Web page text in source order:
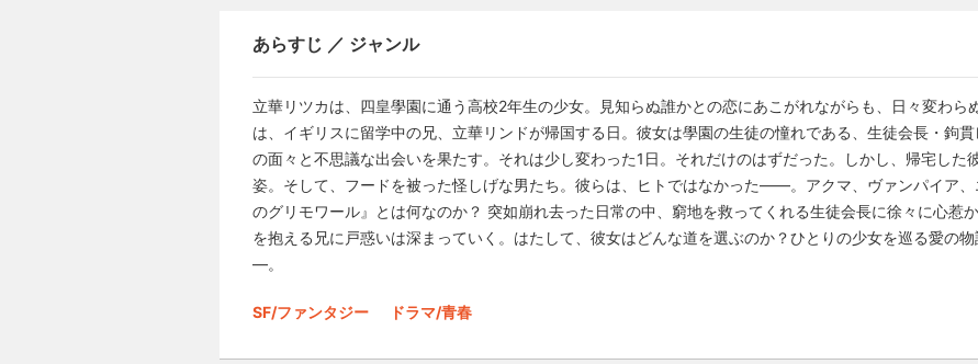
あらすじ ／ ジャンル
立華リツカは、四皇學園に通う高校2年生の少女。見知らぬ誰かとの恋にあこがれながらも、日々変わら
は、イギリスに留学中の兄、立華リンドが帰国する日。彼女は學園の生徒の憧れである、生徒会長・鉤
の面々と不思議な出会いを果たす。それは少し変わった1日。それだけのはずだった。しかし、帰宅した
姿。そして、フードを被った怪しげな男たち。彼らは、ヒトではなかった――。アクマ、ヴァンパイア
のグリモワール』とは何なのか？ 突如崩れ去った日常の中、窮地を救ってくれる生徒会長に徐々に心惹
を抱える兄に戸惑いは深まっていく。はたして、彼女はどんな道を選ぶのか？ひとりの少女を巡る愛の
―。
SF/ファンタジー ドラマ/青春